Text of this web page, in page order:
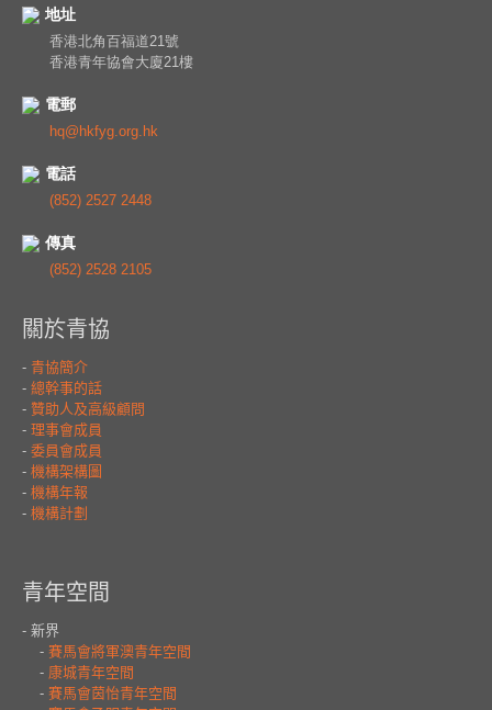
地址
香港北角百福道21號
香港青年協會大廈21樓
電郵
hq@hkfyg.org.hk
電話
(852) 2527 2448
傳真
(852) 2528 2105